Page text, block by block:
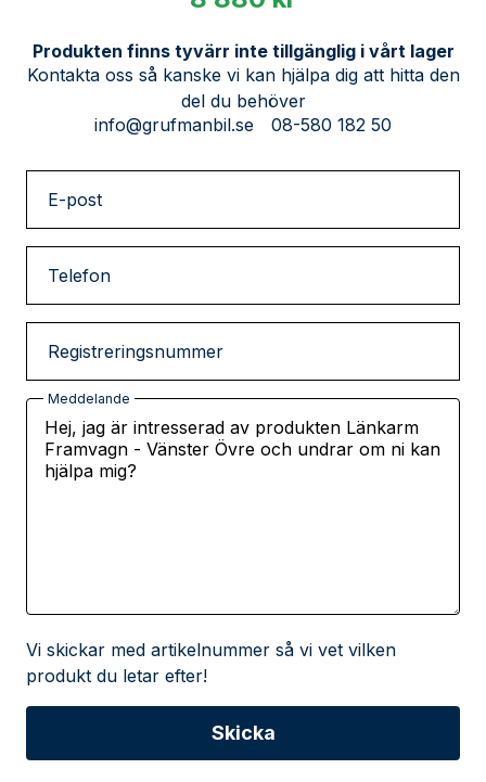
Produkten finns tyvärr inte tillgänglig i vårt lager
Kontakta oss så kanske vi kan hjälpa dig att hitta den
del du behöver
info@grufmanbil.se
08-580 182 50
E-post
Telefon
Registreringsnummer
Meddelande
Vi skickar med artikelnummer så vi vet vilken
produkt du letar efter!